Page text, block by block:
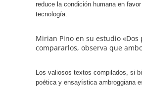
reduce la condición humana en
tecnología.
Mirian Pino en su estudio «Dos
compararlos, observa que
Los valiosos textos compilados, si
poética y ensayística ambroggiana